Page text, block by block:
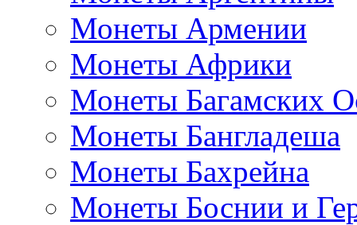
Монеты Армении
Монеты Африки
Монеты Багамских
Монеты Бангладеша
Монеты Бахрейна
Монеты Боснии и